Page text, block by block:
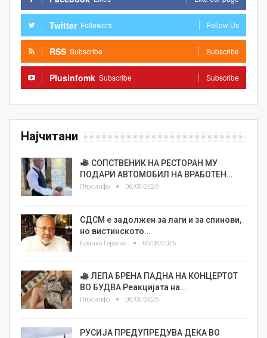
Twitter Followers Follow Us
RSS Subscribe Subscribe
Plusinfomk Subscribe Subscribe
Најчитани
СОПСТВЕНИК НА РЕСТОРАН МУ
ПОДАРИ АВТОМОБИЛ НА ВРАБОТЕН…
Плусинфо 06/08/2026
СДСМ е задолжен за лаги и за спинови,
но вистинското…
Бранко Героски 06/08/2026
ЛЕПА БРЕНА ПАДНА НА КОНЦЕРТОТ
ВО БУДВА Реакцијата на…
Плусинфо 06/08/2026
РУСИЈА ПРЕДУПРЕДУВА ДЕКА ВО